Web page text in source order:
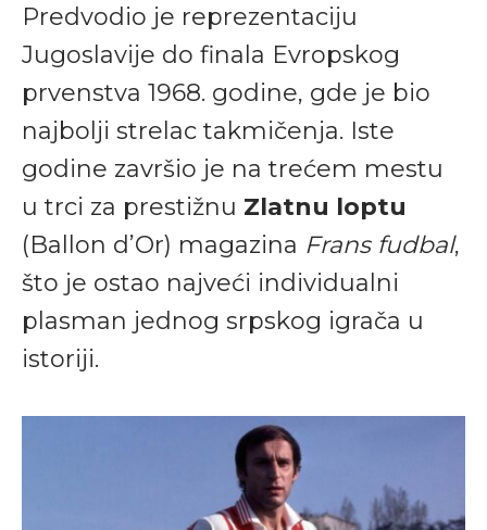
Predvodio je reprezentaciju
Jugoslavije do finala Evropskog
prvenstva 1968. godine, gde je bio
najbolji strelac takmičenja. Iste
godine završio je na trećem mestu
u trci za prestižnu Zlatnu loptu
(Ballon d’Or) magazina Frans fudbal,
što je ostao najveći individualni
plasman jednog srpskog igrača u
istoriji.